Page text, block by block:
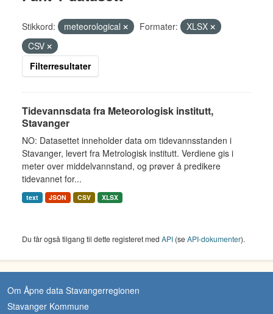
Stikkord: meteorological Formater:
XLSX
CSV
Filterresultater
Tidevannsdata fra Meteorologisk institutt,
Stavanger
NO: Datasettet inneholder data om tidevannsstanden i
Stavanger, levert fra Metrologisk institutt. Verdiene gis i
meter over middelvannstand, og prøver å predikere
tidevannet for...
text JSON CSV XLSX
Du får også tilgang til dette registeret med API (seAPI-dokumenter).
Om Åpne data Stavangerregionen
Stavanger Kommune